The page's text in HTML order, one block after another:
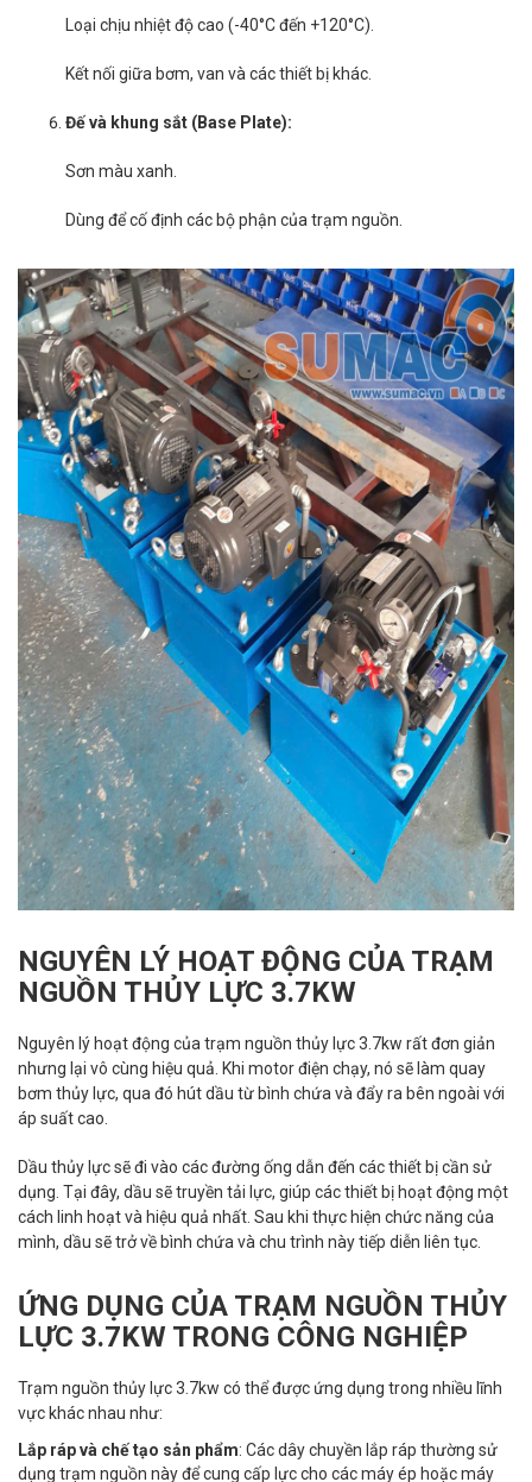
Loại chịu nhiệt độ cao (-40°C đến +120°C).
Kết nối giữa bơm, van và các thiết bị khác.
Đế và khung sắt (Base Plate):
Sơn màu xanh.
Dùng để cố định các bộ phận của trạm nguồn.
NGUYÊN LÝ HOẠT ĐỘNG CỦA TRẠM
NGUỒN THỦY LỰC 3.7KW
Nguyên lý hoạt động của trạm nguồn thủy lực 3.7kw rất đơn giản
nhưng lại vô cùng hiệu quả. Khi motor điện chạy, nó sẽ làm quay
bơm thủy lực, qua đó hút dầu từ bình chứa và đẩy ra bên ngoài với
áp suất cao.
Dầu thủy lực sẽ đi vào các đường ống dẫn đến các thiết bị cần sử
dụng. Tại đây, dầu sẽ truyền tải lực, giúp các thiết bị hoạt động một
cách linh hoạt và hiệu quả nhất. Sau khi thực hiện chức năng của
mình, dầu sẽ trở về bình chứa và chu trình này tiếp diễn liên tục.
ỨNG DỤNG CỦA TRẠM NGUỒN THỦY
LỰC 3.7KW TRONG CÔNG NGHIỆP
Trạm nguồn thủy lực 3.7kw có thể được ứng dụng trong nhiều lĩnh
vực khác nhau như:
Lắp ráp và chế tạo sản phẩm: Các dây chuyền lắp ráp thường sử
dụng trạm nguồn này để cung cấp lực cho các máy ép hoặc máy